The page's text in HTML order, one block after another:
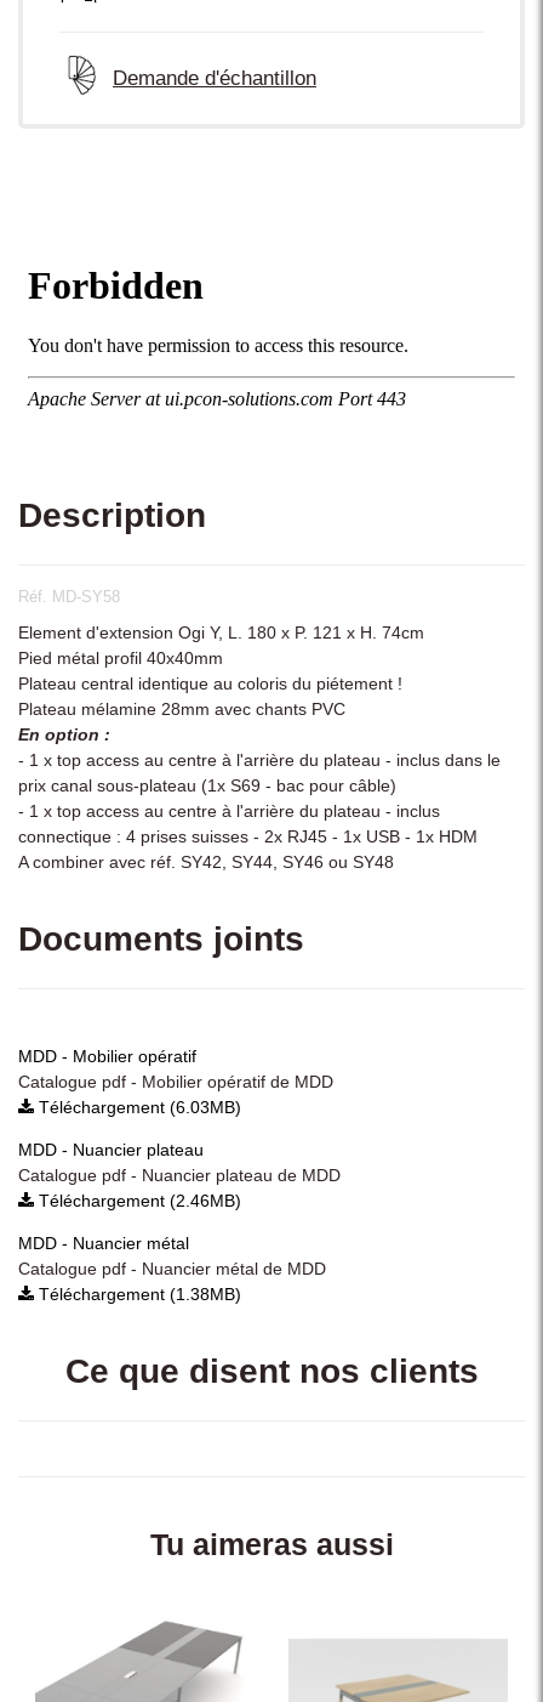
Demande d'échantillon
Description
Réf. MD-SY58
Element d'extension Ogi Y, L. 180 x P. 121 x H. 74cm
Pied métal profil 40x40mm
Plateau central identique au coloris du piétement !
Plateau mélamine 28mm avec chants PVC
En option :
- 1 x top access au centre à l'arrière du plateau - inclus dans le
prix canal sous-plateau (1x S69 - bac pour câble)
- 1 x top access au centre à l'arrière du plateau - inclus
connectique : 4 prises suisses - 2x RJ45 - 1x USB - 1x HDM
A combiner avec réf. SY42, SY44, SY46 ou SY48
Documents joints
MDD - Mobilier opératif
Catalogue pdf - Mobilier opératif de MDD
Téléchargement (6.03MB)
MDD - Nuancier plateau
Catalogue pdf - Nuancier plateau de MDD
Téléchargement (2.46MB)
MDD - Nuancier métal
Catalogue pdf - Nuancier métal de MDD
Téléchargement (1.38MB)
Ce que disent nos clients
Tu aimeras aussi